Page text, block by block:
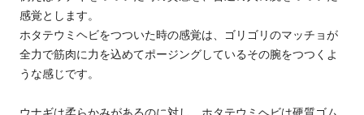
感覚とします。
ホタテウミヘビをつついた時の感覚は、ゴリゴリのマッチョが
全力で筋肉に力を込めてポージングしているその腕をつつくよ
うな感じです。